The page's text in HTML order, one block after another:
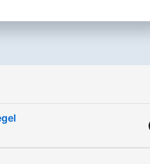
und Fritz Eckenga
den